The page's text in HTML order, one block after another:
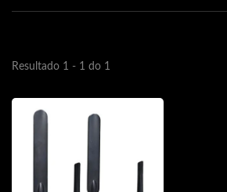
Resultado 1 - 1 do 1